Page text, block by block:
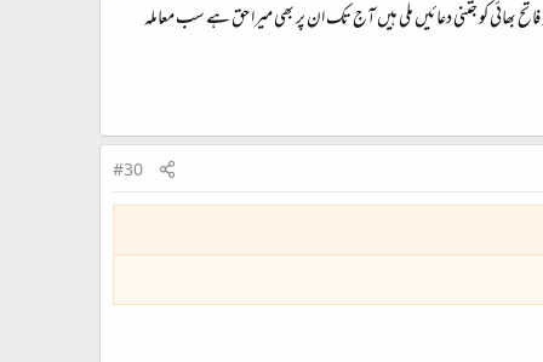
فاتح بھائی کو جتنی دعائیں ملی ہیں آج تک ان پر بھی میرا حق ہے سب معاملہ
#30